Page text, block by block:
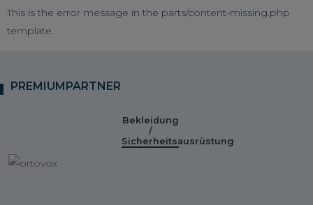
This is the error message in the parts/content-missing.php
template.
PREMIUMPARTNER
Bekleidung
/
Sicherheitsausrüstung